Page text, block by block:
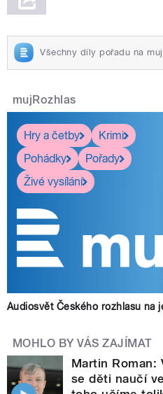
Všechny díly pořadu na
mujRozhlas
Hry a četby
Krimi
Pohádky
Pořady
Živé vysílání
Audiosvět Českého rozhlasu na
MOHLO BY VÁS ZAJÍMAT
Martin Roman:
se děti naučí